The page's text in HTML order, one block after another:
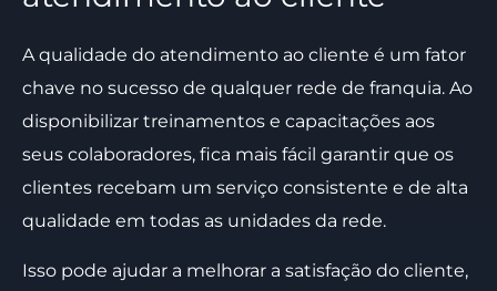
A qualidade do atendimento ao cliente é um fator
chave no sucesso de qualquer rede de franquia. Ao
disponibilizar treinamentos e capacitações aos
seus colaboradores, fica mais fácil garantir que os
clientes recebam um serviço consistente e de alta
qualidade em todas as unidades da rede.
Isso pode ajudar a melhorar a satisfação do cliente,